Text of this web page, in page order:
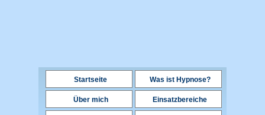
Startseite Was ist Hypnose?
Über mich Einsatzbereiche